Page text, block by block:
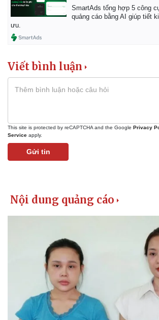
Kinh tế
Khởi nghiệp
SmartAds tổng hợp 5 công
quảng cáo bằng AI giúp tiết
ưu.
Viết bình luận
This site is protected by reCAPTCHA and the Google Privacy
Service apply.
Gửi tin